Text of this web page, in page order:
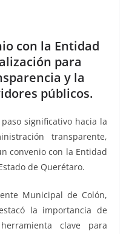
con la Entidad
para
y la
públicos.
significativo hacia la
transparente,
convenio con la Entidad
de Querétaro.
Municipal de Colón,
la importancia de
clave para